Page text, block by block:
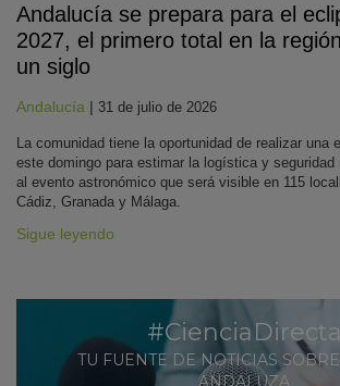
Andalucía se prepara para el
2027, el primero total en la
un siglo
Andalucía | 31 de julio de 2026
La comunidad tiene la oportunidad de realizar una
este domingo para estimar la logística y seguridad
al evento astronómico que será visible en 115
Cádiz, Granada y Málaga.
Sigue leyendo
#CienciaDirecta
TU FUENTE DE NOTICIAS
ANDALUZA